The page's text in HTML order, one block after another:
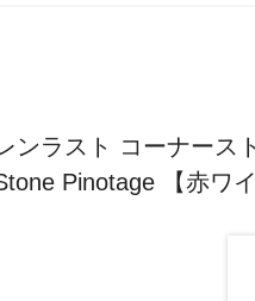
ンラスト コーナース
Pinotage 【赤ワ